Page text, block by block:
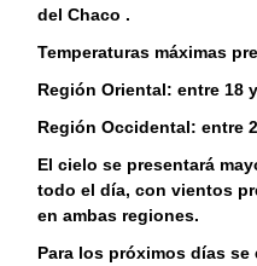
del Chaco .
Temperaturas máximas
Región Oriental: entre 18
Región Occidental: entre
El cielo se presentará
todo el día, con vientos
en ambas regiones.
Para los próximos días